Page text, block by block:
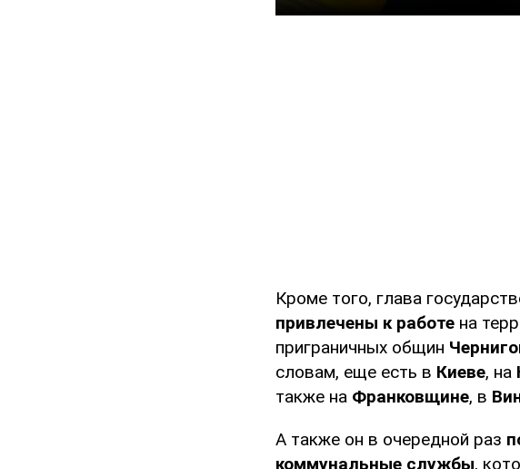
Кроме того, глава
привлечены к работе на
приграничных общин
словам, еще есть в Киеве, на
также на Франковщине, в
А также он в очередной раз
коммунальные службы,